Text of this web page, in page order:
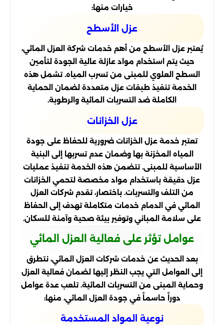
خيارات منها:
عزل الأسطح
يُعتبر عزل الأسطح من أهم خدمات شركة العزل المائي،
حيث يتم استخدام مواد عازلة عالية الجودة لتأمين
السطح العلوي للمبنى من تسرب المياه. تشمل هذه
الخدمة تنفيذ طبقات عزل متعددة لضمان الحماية
الكاملة ضد التسربات المائية والرطوبة.
عزل الخزانات
تعتبر خدمة عزل الخزانات ضرورية للحفاظ على جودة
المياه المخزنة بها وضمان عدم تسربها إلى البنية
الأساسية للمبنى. تتضمن هذه الخدمة تنفيذ عمليات
عزل دقيقة باستخدام مواد مخصصة لتحمي الخزانات
من التلف والتسربات. باختصار، تقدم شركات العزل
المائي في الدمام خدمات متكاملة تهدف إلى الحفاظ
على سلامة المباني وتوفير بيئة صحية وآمنة للسكان.
عوامل تؤثر على فعالية العزل المائي
بعد الحديث عن خدمات شركات العزل المائي، نتطرق
إلى العوامل التي يجب النظر إليها لضمان فعالية العزل
وحماية المبنى من التسربات المائية. تلعب عدة عوامل
دوراً حاسماً في جودة العزل المائي، منها:
نوعية المواد المستخدمة